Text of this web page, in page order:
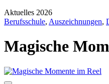
Aktuelles 2026
Berufsschule, Auszeichnungen,
Magische